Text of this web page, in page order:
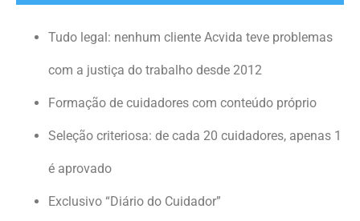
Tudo legal: nenhum cliente Acvida teve problemas
com a justiça do trabalho desde 2012
Formação de cuidadores com conteúdo próprio
Seleção criteriosa: de cada 20 cuidadores, apenas 1
é aprovado
Exclusivo “Diário do Cuidador”